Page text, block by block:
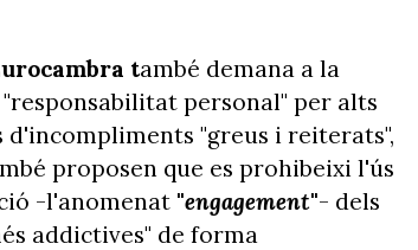
també demana a la
personal" per alts
"greus i reiterats",
proposen que es prohibeixi l'ús
-l'anomenat "engagement"- dels
addictives" de forma